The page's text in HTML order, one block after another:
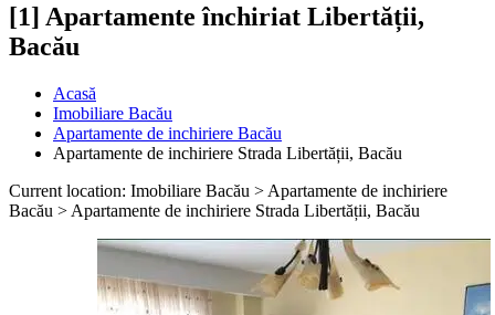
[1] Apartamente închiriat Libertății,
Bacău
Acasă
Imobiliare Bacău
Apartamente de inchiriere Bacău
Apartamente de inchiriere Strada Libertății, Bacău
Current location: Imobiliare Bacău > Apartamente de inchiriere
Bacău > Apartamente de inchiriere Strada Libertății, Bacău